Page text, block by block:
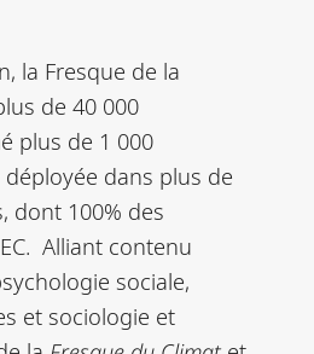
la Fresque de la
de 40 000
plus de 1 000
dans plus de
dont 100% des
Alliant contenu
sociale,
et sociologie et